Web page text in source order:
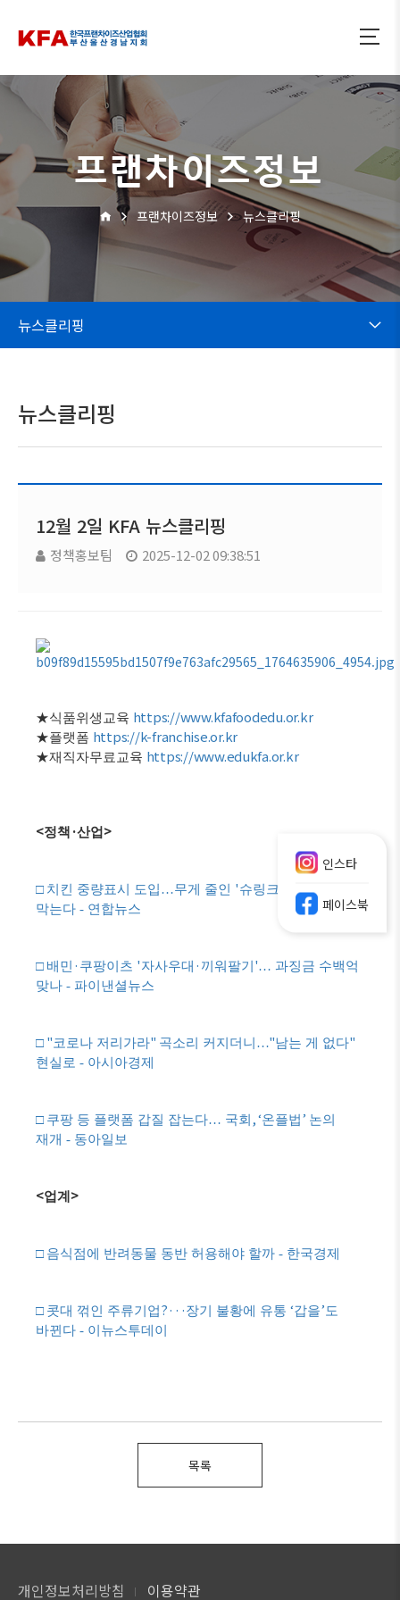
프랜차이즈정보
프랜차이즈정보 뉴스클리핑
뉴스클리핑
뉴스클리핑
12월 2일 KFA 뉴스클리핑
정책홍보팀 2025-12-02 09:38:51
★식품위생교육 https://www.kfafoodedu.or.kr
★플랫폼 https://k-franchise.or.kr
★재직자무료교육 https://www.edukfa.or.kr
<정책 ·산업 >
□ 치킨 중량표시 도입…무게 줄인 '슈링크플레이션
막는다 - 연합뉴스
□ 배민 · 쿠팡이츠 '자사우대 · 끼워팔기 '… 과징금 수백억
맞나 - 파이낸셜뉴스
□ "코로나 저리가라" 곡소리 커지더니 …"남는 게 없다"
현실로 - 아시아경제
□ 쿠팡 등 플랫폼 갑질 잡는다… 국회 , ‘온플법’ 논의
재개 - 동아일보
<업계 >
□ 음식점에 반려동물 동반 허용해야 할까 - 한국경제
□ 콧대 꺾인 주류기업?···장기 불황에 유통‘갑을’도
바뀐다 - 이뉴스투데이
목록
인스타
페이스북
개인정보처리방침 이용약관